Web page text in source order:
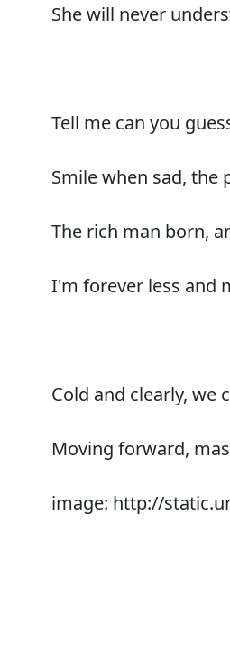
She will never
Tell me can you
Smile when sad, the
The rich man born,
I'm forever less and
Cold and clearly, we
Moving forward,
image: http://